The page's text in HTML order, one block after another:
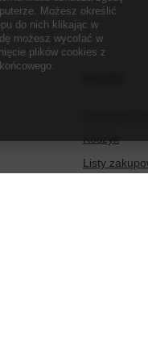
Koszyk
Listy
Możesz określić
do nich klikając w
możesz wycofać w
plików cookies z